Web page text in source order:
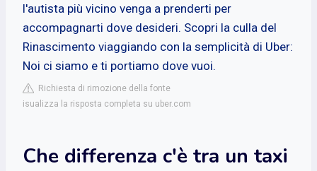
l'autista più vicino venga a prenderti per
accompagnarti dove desideri. Scopri la culla del
Rinascimento viaggiando con la semplicità di Uber:
Noi ci siamo e ti portiamo dove vuoi.
Richiesta di rimozione della fonte
isualizza la risposta completa su uber.com
Che differenza c'è tra un taxi